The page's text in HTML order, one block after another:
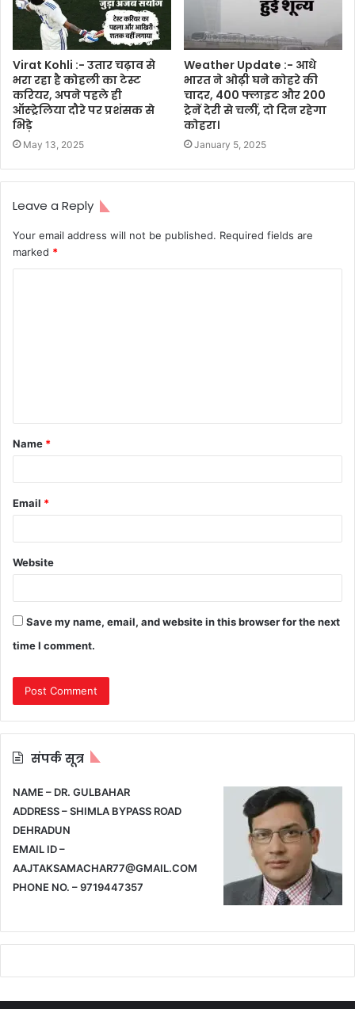
Virat Kohli :- उतार चढ़ाव से
भरा रहा है कोहली का टेस्ट
करियर, अपने पहले ही
ऑस्ट्रेलिया दौरे पर प्रशंसक से
भिड़े
May 13, 2025
Weather Update :- आधे
भारत ने ओढ़ी घने कोहरे की
चादर, 400 फ्लाइट और 200
ट्रेनें देरी से चलीं, दो दिन रहेगा
कोहरा।
January 5, 2025
Leave a Reply
Your email address will not be published. Required fields are
marked *
t
*
Name *
Email *
Website
Save my name, email, and website in this browser for the next
time I comment.
संपर्क सूत्र
NAME – DR. GULBAHAR
ADDRESS – SHIMLA BYPASS ROAD
DEHRADUN
EMAIL ID –
AAJTAKSAMACHAR77@GMAIL.COM
PHONE NO. – 9719447357